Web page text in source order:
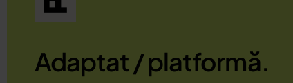
Adaptat / platformă.